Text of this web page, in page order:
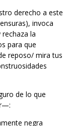
derecho a este
invoca
la
para que
reposo/ mira tus
de lo que
negra